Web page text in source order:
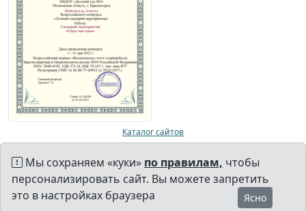
Каталог сайтов
Мы сохраняем «куки» по правилам, чтобы
персонализировать сайт. Вы можете запретить
это в настройках браузера
Ясно